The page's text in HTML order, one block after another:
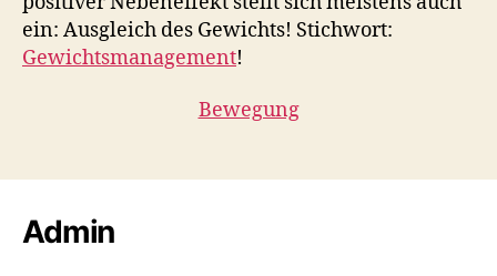
ein: Ausgleich des Gewichts! Stichwort:
Gewichtsmanagement!
Bewegung
Admin